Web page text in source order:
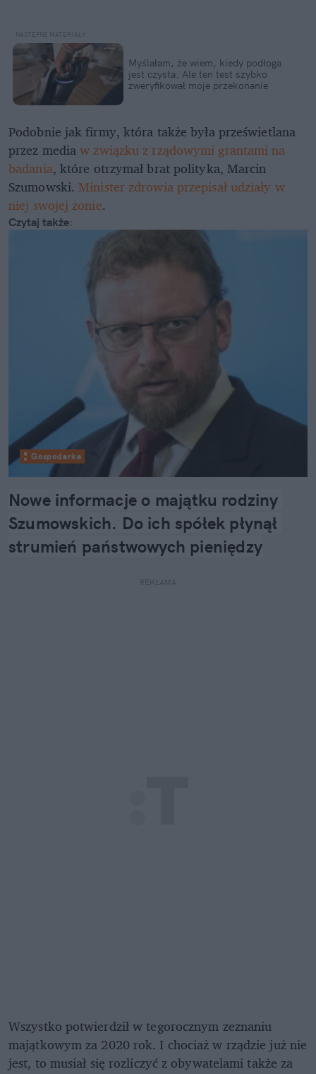
Myślałam, że wiem, kiedy podłoga
jest czysta. Ale ten test szybko
zweryfikował moje przekonanie
Podobnie jak firmy, która także była prześwietlana
przez mediaw związku z rządowymi grantami na
badania, które otrzymał brat polityka, Marcin
Szumowski.Minister zdrowia przepisał udziały w
niej swojej żonie.
Czytaj także:
Gospodarka
Nowe informacje o majątku rodziny
Szumowskich. Do ich spółek płynął
strumień państwowych pieniędzy
REKLAMA
Wszystko potwierdził w tegorocznym zeznaniu
majątkowym za 2020 rok. I chociaż w rządzie już nie
jest, to musiał się rozliczyć z obywatelami także za